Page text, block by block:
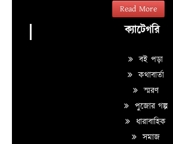
Read More
ক্যাটেগরি
বই পড়া
কথাবার্তা
স্মরণ
পুজোর গল্প
ধারাবাহিক
সমাজ